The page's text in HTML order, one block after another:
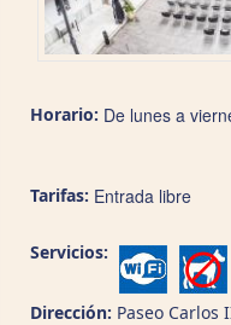
Horario: De lunes a
Tarifas: Entrada libre
Servicios:
Dirección: Paseo Carlos